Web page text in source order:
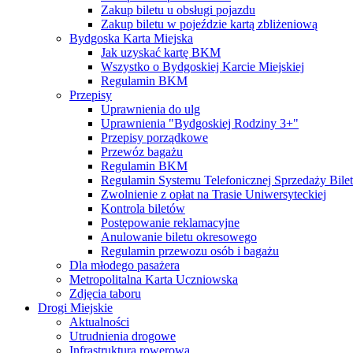
Zakup biletu u obsługi pojazdu
Zakup biletu w pojeździe kartą zbliżeniową
Bydgoska Karta Miejska
Jak uzyskać kartę BKM
Wszystko o Bydgoskiej Karcie Miejskiej
Regulamin BKM
Przepisy
Uprawnienia do ulg
Uprawnienia "Bydgoskiej Rodziny 3+"
Przepisy porządkowe
Przewóz bagażu
Regulamin BKM
Regulamin Systemu Telefonicznej Sprzedaży
Zwolnienie z opłat na Trasie Uniwersyteckiej
Kontrola biletów
Postępowanie reklamacyjne
Anulowanie biletu okresowego
Regulamin przewozu osób i bagażu
Dla młodego pasażera
Metropolitalna Karta Uczniowska
Zdjęcia taboru
Drogi Miejskie
Aktualności
Utrudnienia drogowe
Infrastruktura rowerowa